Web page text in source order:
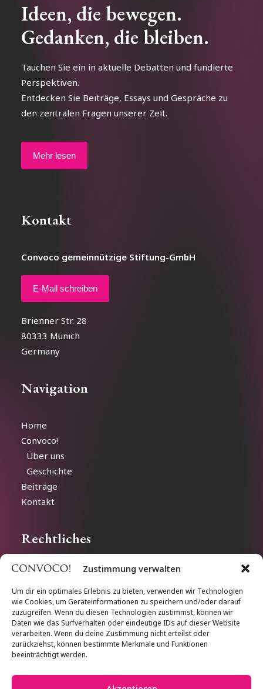
Zustimmung verwalten
Um dir ein optimales Erlebnis zu bieten, verwenden wir Technologien
wie Cookies, um Geräteinformationen zu speichern und/oder darauf
zuzugreifen. Wenn du diesen Technologien zustimmst, können wir
Daten wie das Surfverhalten oder eindeutige IDs auf dieser Website
verarbeiten. Wenn du deine Zustimmung nicht erteilst oder
zurückziehst, können bestimmte Merkmale und Funktionen
beeinträchtigt werden.
Ideen, die bewegen.
Gedanken, die bleiben.
Tauchen Sie ein in aktuelle Debatten und fundierte
Perspektiven.
Entdecken Sie Beiträge, Essays und Gespräche zu
den zentralen Fragen unserer Zeit.
Mehr lesen
Kontakt
Convoco gemeinnützige Stiftung-GmbH
E-Mail schreiben
Brienner Str. 28
80333 Munich
Germany
Navigation
Home
Convoco!
Über uns
Geschichte
Beiträge
Kontakt
Rechtliches
Impressum
Datenschutz
Cookie-Richtlinien
Follow us